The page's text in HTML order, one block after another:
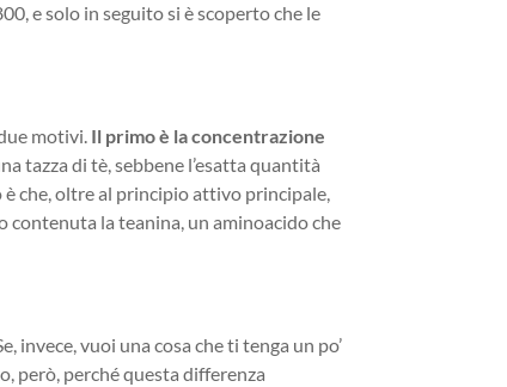
e solo in seguito si è scoperto che le
motivi. Il primo è la concentrazione
tazza di tè, sebbene l’esatta quantità
che, oltre al principio attivo principale,
contenuta la teanina, un aminoacido che
invece, vuoi una cosa che ti tenga un po’
però, perché questa differenza